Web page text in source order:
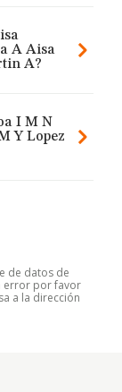
A Aisa
A?
I M N
Y Lopez
de datos de
error por favor
a la dirección